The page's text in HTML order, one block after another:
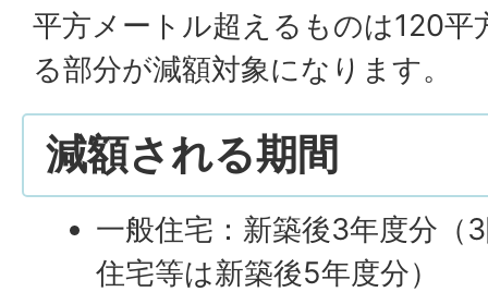
平方メートル超えるものは120平
る部分が減額対象になります。
減額される期間
一般住宅：新築後3年度分（
住宅等は新築後5年度分）